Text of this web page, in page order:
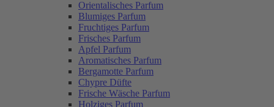
Orientalisches Parfum
Blumiges Parfum
Fruchtiges Parfum
Frisches Parfum
Apfel Parfum
Aromatisches Parfum
Bergamotte Parfum
Chypre Düfte
Frische Wäsche Parfum
Holziges Parfum